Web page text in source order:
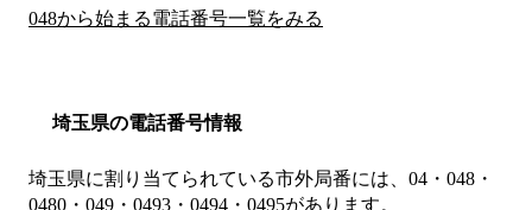
048から始まる電話番号一覧をみる
埼玉県の電話番号情報
埼玉県に割り当てられている市外局番には、04・048・
0480・049・0493・0494・0495があります。